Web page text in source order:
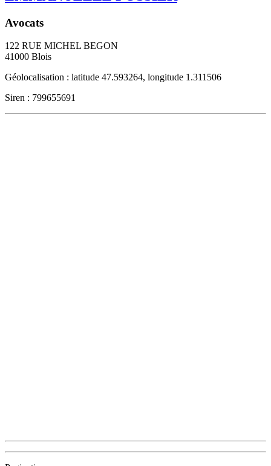
Avocats
122 RUE MICHEL BEGON
41000 Blois
Géolocalisation : latitude 47.593264, longitude 1.311506
Siren : 799655691